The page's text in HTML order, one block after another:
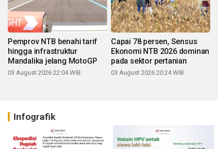
Pemprov NTB benahi tarif
hingga infrastruktur
Mandalika jelang MotoGP
03 August 2026 22:04 WIB
Capai 78 persen, Sensus
Ekonomi NTB 2026 dominan
pada sektor pertanian
03 August 2026 20:24 WIB
Infografik